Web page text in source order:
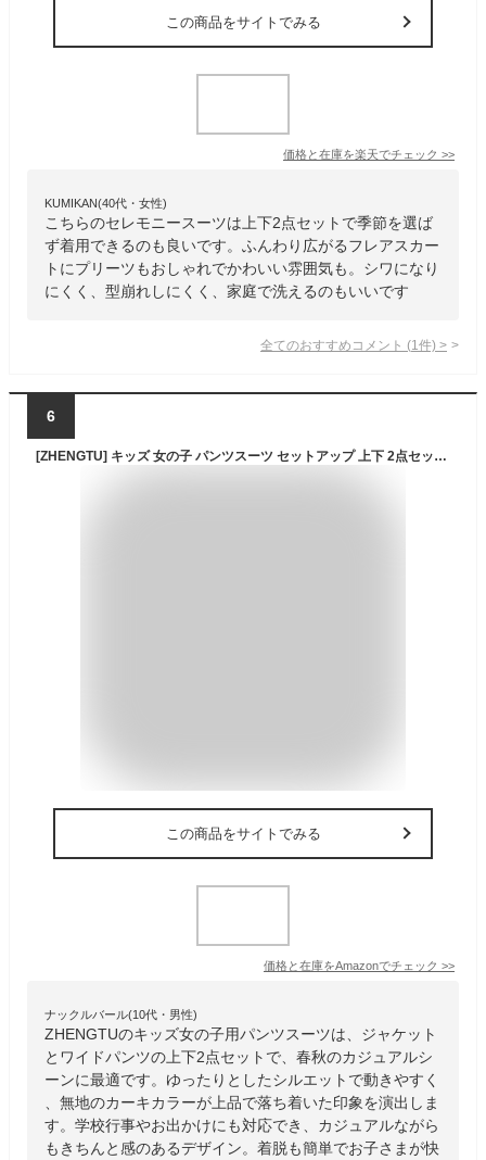
この商品をサイトでみる
価格と在庫を楽天でチェック >>
KUMIKAN(40代・女性)
こちらのセレモニースーツは上下2点セットで季節を選ば
ず着用できるのも良いです。ふんわり広がるフレアスカー
トにプリーツもおしゃれでかわいい雰囲気も。シワになり
にくく、型崩れしにくく、家庭で洗えるのもいいです
全てのおすすめコメント (1 件) >
6
[ZHENGTU] キッズ 女の子 パンツスーツ セットアップ 上下 2点セット スーツセット ワイドパンツ ロングパンツ ジャケット カジュアルスーツ 無地 カジュアル ゆったり 春秋 (カーキ,130)
この商品をサイトでみる
価格と在庫をAmazonでチェック >>
ナックルバール(10代・男性)
ZHENGTUのキッズ女の子用パンツスーツは、ジャケット
とワイドパンツの上下2点セットで、春秋のカジュアルシ
ーンに最適です。ゆったりとしたシルエットで動きやすく
、無地のカーキカラーが上品で落ち着いた印象を演出しま
す。学校行事やお出かけにも対応でき、カジュアルながら
もきちんと感のあるデザイン。着脱も簡単でお子さまが快